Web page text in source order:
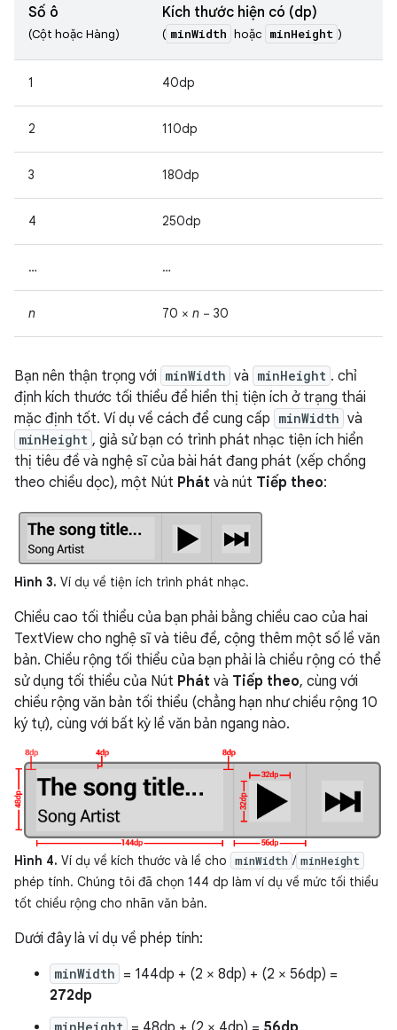
Số ô
(Cột hoặc Hàng)
Kích thước hiện có (dp)
( minWidth hoặc minHeight )
1 40dp
2 110dp
3 180dp
4 250dp
… …
n 70 × n − 30
Bạn nên thận trọng với minWidth và minHeight . chỉ
định kích thước tối thiểu để hiển thị tiện ích ở trạng thái
mặc định tốt. Ví dụ về cách để cung cấp minWidth và
minHeight , giả sử bạn có trình phát nhạc tiện ích hiển
thị tiêu đề và nghệ sĩ của bài hát đang phát (xếp chồng
theo chiều dọc), một Nút Phát và nút Tiếp theo:
Hình 3. Ví dụ về tiện ích trình phát nhạc.
Chiều cao tối thiểu của bạn phải bằng chiều cao của hai
TextView cho nghệ sĩ và tiêu đề, cộng thêm một số lề văn
bản. Chiều rộng tối thiểu của bạn phải là chiều rộng có thể
sử dụng tối thiểu của Nút Phát và Tiếp theo, cùng với
chiều rộng văn bản tối thiểu (chẳng hạn như chiều rộng 10
ký tự), cùng với bất kỳ lề văn bản ngang nào.
Hình 4. Ví dụ về kích thước và lề cho minWidth / minHeight
phép tính. Chúng tôi đã chọn 144 dp làm ví dụ về mức tối thiểu
tốt chiều rộng cho nhãn văn bản.
Dưới đây là ví dụ về phép tính:
minWidth = 144dp + (2 × 8dp) + (2 × 56dp) =
272dp